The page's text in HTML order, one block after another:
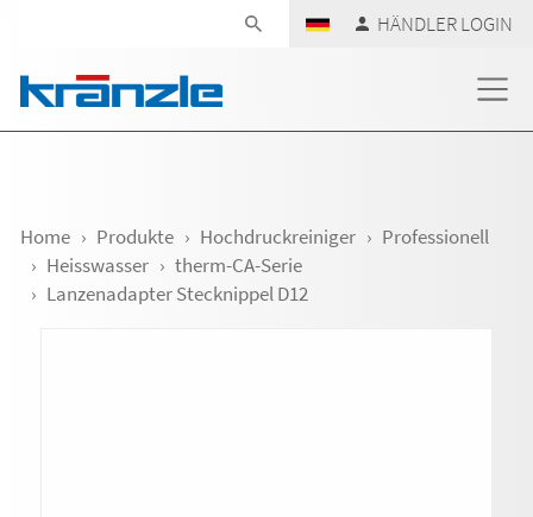
HÄNDLER LOGIN
Home Produkte Hochdruckreiniger
Professionell
Heisswasser
therm-CA-Serie
Lanzenadapter Stecknippel D12